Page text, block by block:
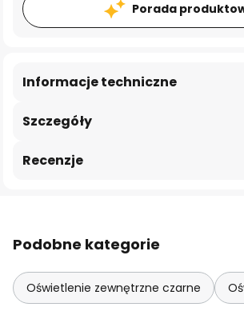
Porada
Szczegóły
Informacje techniczne
Recenzje
Podobne kategorie
Oświetlenie zewnętrzne czarne